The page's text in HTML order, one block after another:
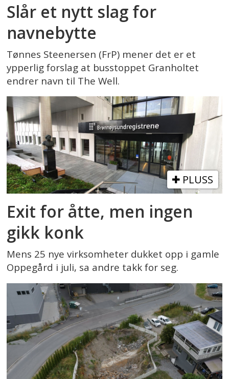
Slår et nytt slag for
navnebytte
Tønnes Steenersen (FrP) mener det er et
ypperlig forslag at busstoppet Granholtet
endrer navn til The Well.
PLUSS
Exit for åtte, men ingen
gikk konk
Mens 25 nye virksomheter dukket opp i gamle
Oppegård i juli, sa andre takk for seg.